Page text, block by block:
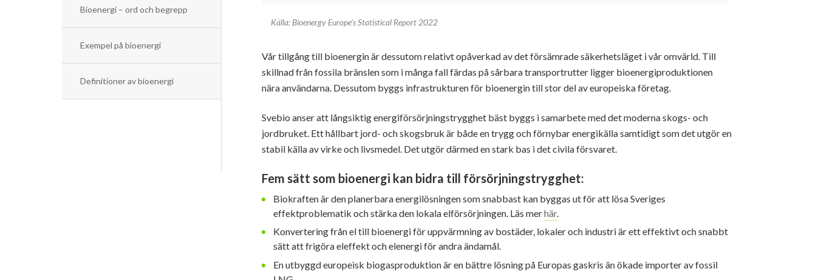
Bioenergi – ord och begrepp
Exempel på bioenergi
Definitioner av bioenergi
Källa: Bioenergy Europe’s Statistical Report 2022
Vår tillgång till bioenergin är dessutom relativt opåverkad av det försämrade säkerhetsläget i vår omvärld. Till
skillnad från fossila bränslen som i många fall färdas på sårbara transportrutter ligger bioenergiproduktionen
nära användarna. Dessutom byggs infrastrukturen för bioenergin till stor del av europeiska företag.
Svebio anser att långsiktig energiförsörjningstrygghet bäst byggs i samarbete med det moderna skogs- och
jordbruket. Ett hållbart jord- och skogsbruk är både en trygg och förnybar energikälla samtidigt som det utgör en
stabil källa av virke och livsmedel. Det utgör därmed en stark bas i det civila försvaret.
Fem sätt som bioenergi kan bidra till försörjningstrygghet:
Biokraften är den planerbara energilösningen som snabbast kan byggas ut för att lösa Sveriges
effektproblematik och stärka den lokala elförsörjningen. Läs merhär.
Konvertering från el till bioenergi för uppvärmning av bostäder, lokaler och industri är ett effektivt och snabbt
sätt att frigöra eleffekt och elenergi för andra ändamål.
En utbyggd europeisk biogasproduktion är en bättre lösning på Europas gaskris än ökade importer av fossil